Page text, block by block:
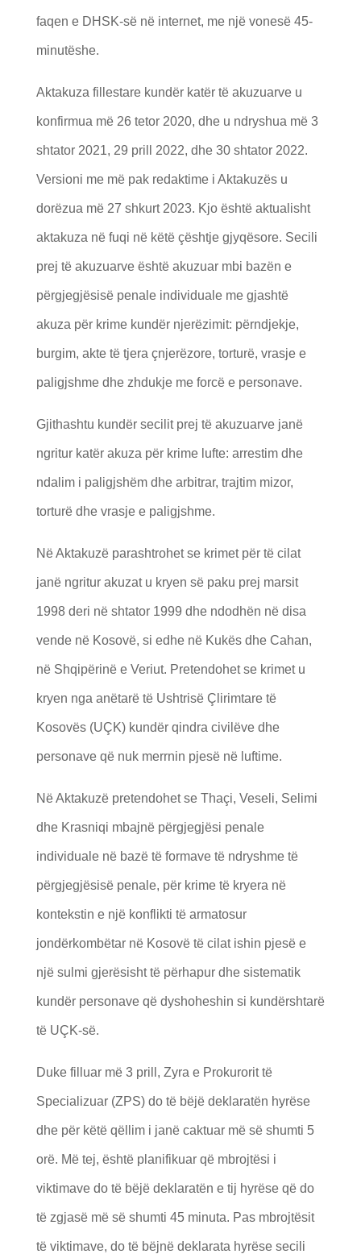
faqen e DHSK-së në internet, me një vonesë 45-
minutëshe.
Aktakuza fillestare kundër katër të akuzuarve u
konfirmua më 26 tetor 2020, dhe u ndryshua më 3
shtator 2021, 29 prill 2022, dhe 30 shtator 2022.
Versioni me më pak redaktime i Aktakuzës u
dorëzua më 27 shkurt 2023. Kjo është aktualisht
aktakuza në fuqi në këtë çështje gjyqësore. Secili
prej të akuzuarve është akuzuar mbi bazën e
përgjegjësisë penale individuale me gjashtë
akuza për krime kundër njerëzimit: përndjekje,
burgim, akte të tjera çnjerëzore, torturë, vrasje e
paligjshme dhe zhdukje me forcë e personave.
Gjithashtu kundër secilit prej të akuzuarve janë
ngritur katër akuza për krime lufte: arrestim dhe
ndalim i paligjshëm dhe arbitrar, trajtim mizor,
torturë dhe vrasje e paligjshme.
Në Aktakuzë parashtrohet se krimet për të cilat
janë ngritur akuzat u kryen së paku prej marsit
1998 deri në shtator 1999 dhe ndodhën në disa
vende në Kosovë, si edhe në Kukës dhe Cahan,
në Shqipërinë e Veriut. Pretendohet se krimet u
kryen nga anëtarë të Ushtrisë Çlirimtare të
Kosovës (UÇK) kundër qindra civilëve dhe
personave që nuk merrnin pjesë në luftime.
Në Aktakuzë pretendohet se Thaçi, Veseli, Selimi
dhe Krasniqi mbajnë përgjegjësi penale
individuale në bazë të formave të ndryshme të
përgjegjësisë penale, për krime të kryera në
kontekstin e një konflikti të armatosur
jondërkombëtar në Kosovë të cilat ishin pjesë e
një sulmi gjerësisht të përhapur dhe sistematik
kundër personave që dyshoheshin si kundërshtarë
të UÇK-së.
Duke filluar më 3 prill, Zyra e Prokurorit të
Specializuar (ZPS) do të bëjë deklaratën hyrëse
dhe për këtë qëllim i janë caktuar më së shumti 5
orë. Më tej, është planifikuar që mbrojtësi i
viktimave do të bëjë deklaratën e tij hyrëse që do
të zgjasë më së shumti 45 minuta. Pas mbrojtësit
të viktimave, do të bëjnë deklarata hyrëse secili